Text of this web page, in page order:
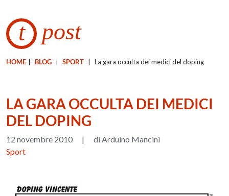
t post
HOME BLOG SPORT La gara occulta dei medici del doping
LA GARA OCCULTA DEI MEDICI
DEL DOPING
12 novembre 2010 |
di Arduino Mancini
Sport